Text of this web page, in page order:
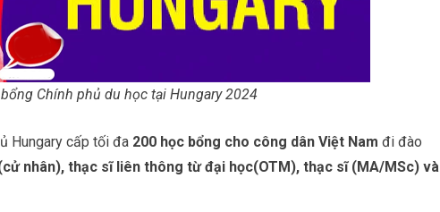
Chính phủ du học tại Hungary 2024
Hungary cấp tối đa 200 học bổng cho công dân Việt Nam đi đào
nhân), thạc sĩ liên thông từ đại học(OTM), thạc sĩ (MA/MSc) và